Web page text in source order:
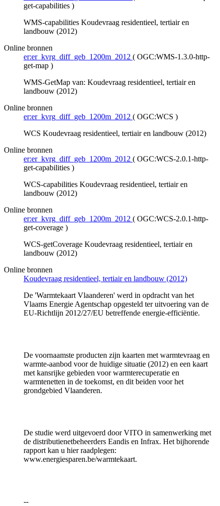
get-capabilities )
WMS-capabilities Koudevraag residentieel, tertiair en
landbouw (2012)
Online bronnen
er:er_kvrg_diff_geb_1200m_2012 ( OGC:WMS-1.3.0-http-
get-map )
WMS-GetMap van: Koudevraag residentieel, tertiair en
landbouw (2012)
Online bronnen
er:er_kvrg_diff_geb_1200m_2012 ( OGC:WCS )
WCS Koudevraag residentieel, tertiair en landbouw (2012)
Online bronnen
er:er_kvrg_diff_geb_1200m_2012 ( OGC:WCS-2.0.1-http-
get-capabilities )
WCS-capabilities Koudevraag residentieel, tertiair en
landbouw (2012)
Online bronnen
er:er_kvrg_diff_geb_1200m_2012 ( OGC:WCS-2.0.1-http-
get-coverage )
WCS-getCoverage Koudevraag residentieel, tertiair en
landbouw (2012)
Online bronnen
Koudevraag residentieel, tertiair en landbouw (2012)
De 'Warmtekaart Vlaanderen' werd in opdracht van het
Vlaams Energie Agentschap opgesteld ter uitvoering van de
EU-Richtlijn 2012/27/EU betreffende energie-efficiëntie.
De voornaamste producten zijn kaarten met warmtevraag en
warmte-aanbod voor de huidige situatie (2012) en een kaart
met kansrijke gebieden voor warmterecuperatie en
warmtenetten in de toekomst, en dit beiden voor het
grondgebied Vlaanderen.
De studie werd uitgevoerd door VITO in samenwerking met
de distributienetbeheerders Eandis en Infrax. Het bijhorende
rapport kan u hier raadplegen:
www.energiesparen.be/warmtekaart.
--